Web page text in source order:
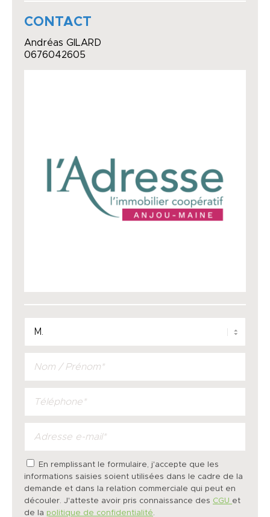
CONTACT
Andréas GILARD
0676042605
En remplissant le formulaire, j'accepte que les
informations saisies soient utilisées dans le cadre de la
demande et dans la relation commerciale qui peut en
découler. J'atteste avoir pris connaissance des CGU et
de la politique de confidentialité.